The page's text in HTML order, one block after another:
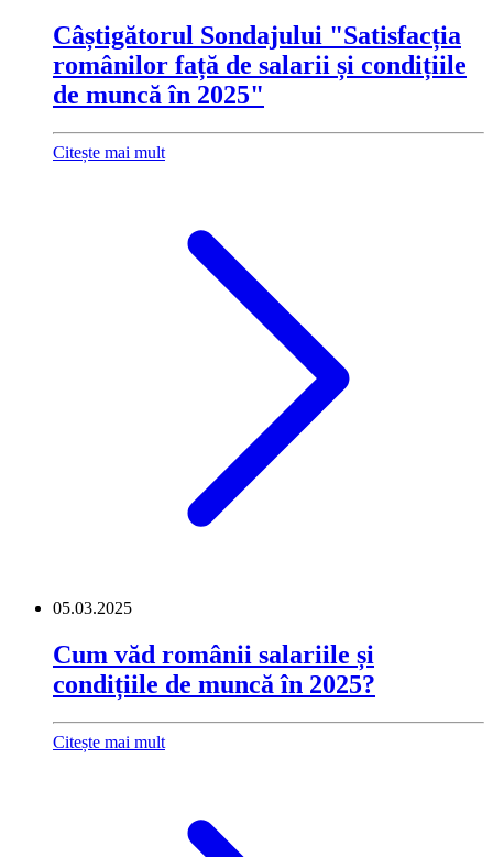
Câștigătorul Sondajului "Satisfacția
românilor față de salarii și condițiile
de muncă în 2025"
Citește mai mult
05.03.2025
Cum văd românii salariile și
condițiile de muncă în 2025?
Citește mai mult